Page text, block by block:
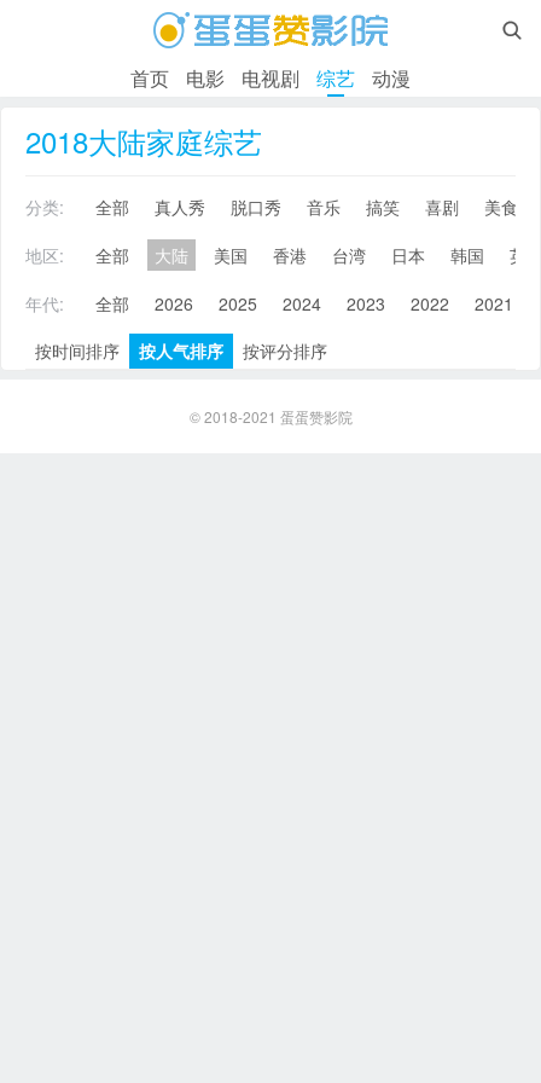

首页 电影 电视剧 综艺 动漫
2018大陆家庭综艺
分类: 全部 真人秀 脱口秀 音乐 搞笑 喜剧
美食
地区:
全部 大陆 美国 香港 台湾 日本 韩国
英
年代:
全部 2026 2025 2024 2023 2022 2021
按时间排序
按人气排序 按评分排序
© 2018-2021 蛋蛋赞影院